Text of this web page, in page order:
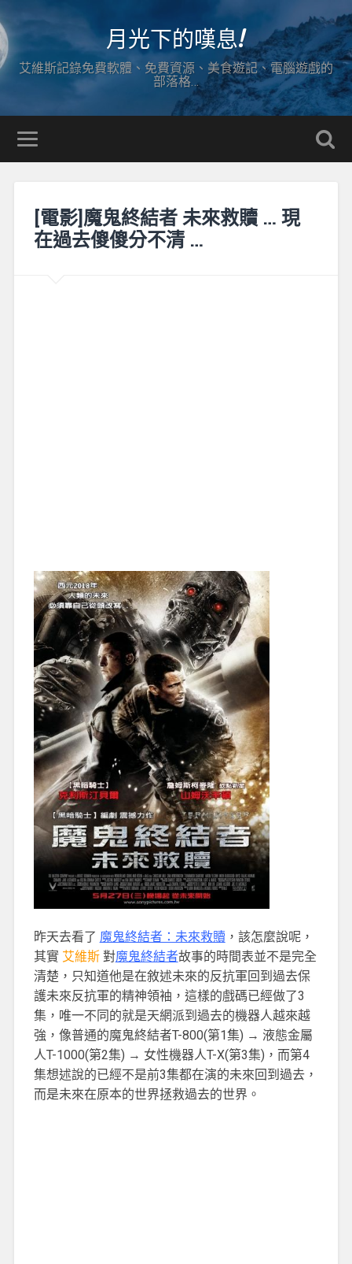
月光下的嘆息!
艾維斯記錄免費軟體、免費資源、美食遊記、電腦遊戲的
部落格…
[電影]魔鬼終結者 未來救贖 … 現
在過去傻傻分不清 …
昨天去看了 魔鬼終結者：未來救贖 ，該怎麼說呢，
其實 艾維斯對魔鬼終結者故事的時間表並不是完全
清楚，只知道他是在敘述未來的反抗軍回到過去保
護未來反抗軍的精神領袖，這樣的戲碼已經做了3
集，唯一不同的就是天網派到過去的機器人越來越
強，像普通的魔鬼終結者T-800(第1集) → 液態金屬
人T-1000(第2集) → 女性機器人T-X(第3集)，而第4
集想述說的已經不是前3集都在演的未來回到過去，
而是未來在原本的世界拯救過去的世界。